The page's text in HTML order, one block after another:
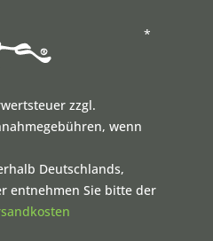
*
zzgl.
wenn
Deutschlands,
entnehmen Sie bitte der